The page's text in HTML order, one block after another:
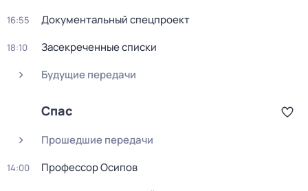
16:55 Документальный спецпроект
18:10
Заcекрeчeнныe списки
Будущие передачи
Спас
Прошедшие передачи
14:00 Профессор Осипов